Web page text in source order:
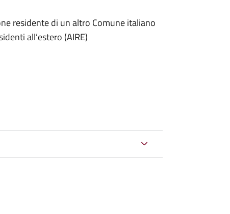
residente di un altro Comune italiano
all’estero (AIRE)